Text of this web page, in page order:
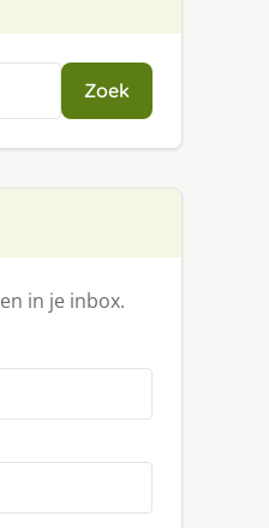
Zoek
in je inbox.